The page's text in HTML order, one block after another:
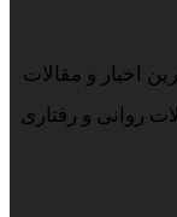
اخبار و مقالات
روانی و رفتاری